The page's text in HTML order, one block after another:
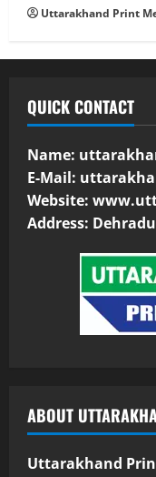
Uttarakhand Print
QUICK CONTACT
Name:
E-Mail:
Website:
Address:
ABOUT
Uttarakhand